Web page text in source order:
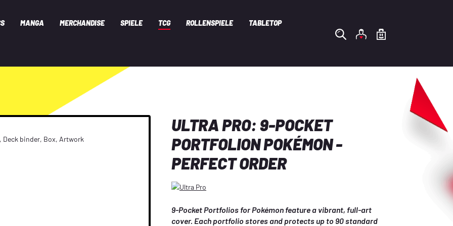
MANGA MERCHANDISE SPIELE TCG ROLLENSPIELE TABLETOP
ULTRA PRO: 9-POCKET
PORTFOLION POKÉMON -
PERFECT ORDER
9-Pocket Portfolios for Pokémon feature a vibrant, full-art
cover. Each portfolio stores and protects up to 90 standard